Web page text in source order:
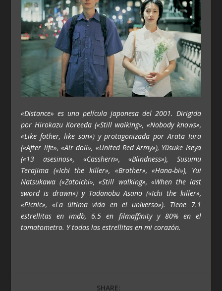
«Distance» es una película japonesa del 2001. Dirigida
por Hirokazu Koreeda («Still walking», «Nobody knows»,
«Like father, like son») y protagonizada por Arata Iura
(«After life», «Air doll», «United Red Army»), Yûsuke Iseya
(«13 asesinos», «Casshern», «Blindness»), Susumu
Terajima («Ichi the killer», «Brother», «Hana-bi»), Yui
Natsukawa («Zatoichi», «Still walking», «When the last
sword is drawn») y Tadanobu Asano («Ichi the killer»,
«Picnic», «La última vida en el universo»). Tiene 7.1
estrellitas en imdb, 6.5 en filmaffinity y 80% en el
tomatometro. Y todas las estrellitas en mi corazón.
SHARE: